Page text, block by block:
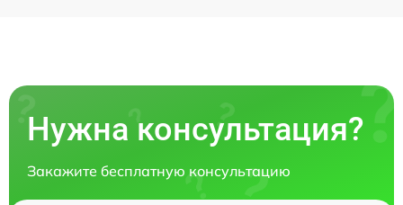
Нужна консультация?
Закажите бесплатную консультацию